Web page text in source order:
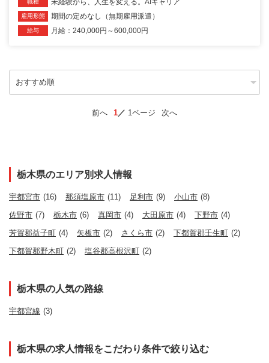
職種 未経験から、人生を変える。AIキャリア
雇用形態 期間の定めなし（無期雇用派遣）
給与 月給：240,000円～600,000円
前へ 1 1ページ 次へ
栃木県のエリア別求人情報
宇都宮市 (16) 那須塩原市 (11) 足利市 (9) 小山市 (8)
佐野市 (7) 栃木市 (6) 真岡市 (4) 大田原市 (4) 下野市 (4)
芳賀郡益子町 (4) 矢板市 (2) さくら市 (2) 下都賀郡壬生町 (2)
下都賀郡野木町 (2) 塩谷郡高根沢町 (2)
栃木県の人気の路線
宇都宮線 (3)
栃木県の求人情報をこだわり条件で絞り込む